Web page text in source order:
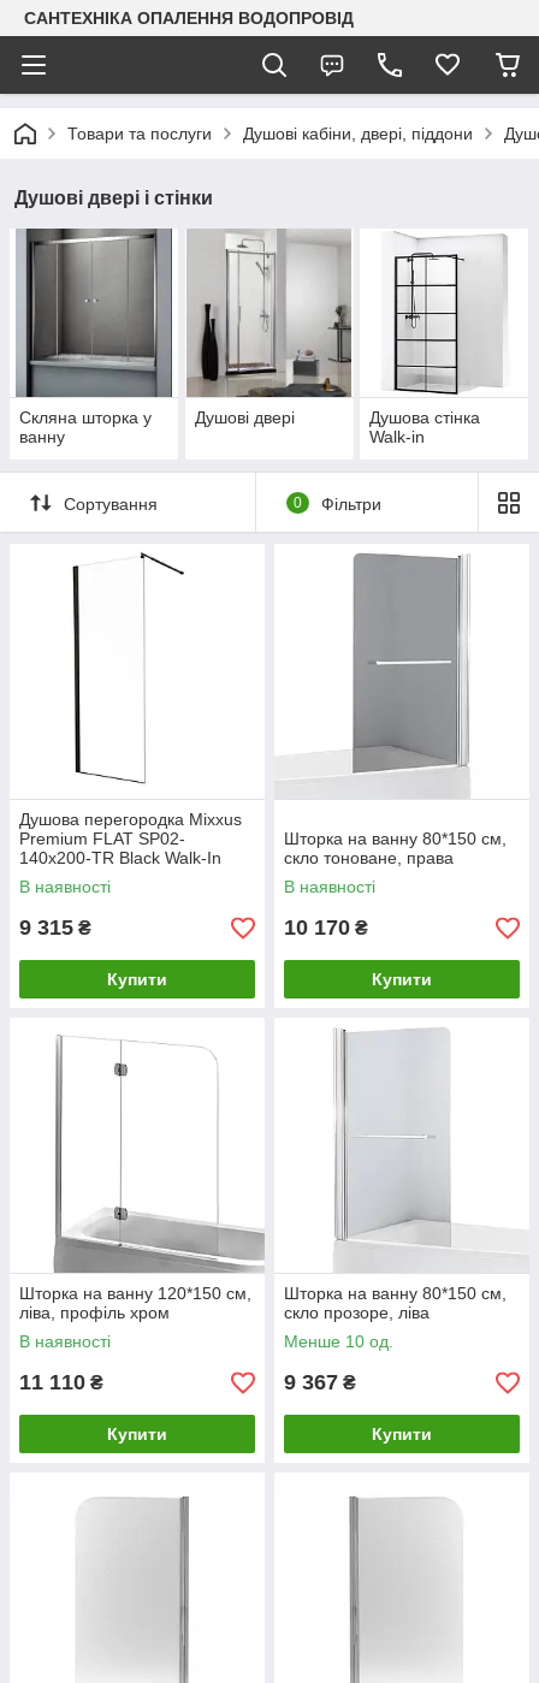
САНТЕХНІКА ОПАЛЕННЯ ВОДОПРОВІД
Товари та послуги Душові кабіни, двері, піддони
Душові двері і стінки
Скляна шторка у
ванну
Душові двері
Душова стінка
Walk-in
Сортування 0 Фільтри
Душова перегородка Mixxus
Premium FLAT SP02-
140x200-TR Black Walk-In
прозоре скло 8 мм (MI6858)
В наявності
9 315 ₴
Купити
Шторка на ванну 80*150 см,
скло тоноване, права
В наявності
10 170 ₴
Купити
Шторка на ванну 120*150 см,
ліва, профіль хром
В наявності
11 110 ₴
Купити
Шторка на ванну 80*150 см,
скло прозоре, ліва
Менше 10 од.
9 367 ₴
Купити